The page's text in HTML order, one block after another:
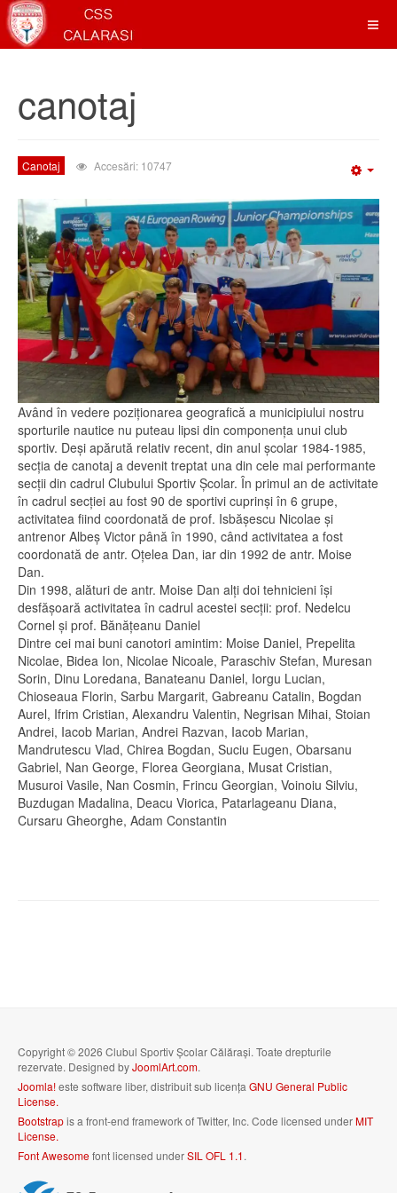
canotaj
Canotaj Accesări: 10747
Având în vedere poziţionarea geografică a municipiului nostru
sporturile nautice nu puteau lipsi din componenţa unui club
sportiv. Deşi apărută relativ recent, din anul şcolar 1984-1985,
secţia de canotaj a devenit treptat una din cele mai performante
secţii din cadrul Clubului Sportiv Şcolar. În primul an de activitate
în cadrul secţiei au fost 90 de sportivi cuprinşi în 6 grupe,
activitatea fiind coordonată de prof. Isbăşescu Nicolae şi
antrenor Albeş Victor până în 1990, când activitatea a fost
coordonată de antr. Oţelea Dan, iar din 1992 de antr. Moise
Dan.
Din 1998, alături de antr. Moise Dan alţi doi tehnicieni îşi
desfăşoară activitatea în cadrul acestei secţii: prof. Nedelcu
Cornel şi prof. Bănăţeanu Daniel
Dintre cei mai buni canotori amintim: Moise Daniel, Prepelita
Nicolae, Bidea Ion, Nicolae Nicoale, Paraschiv Stefan, Muresan
Sorin, Dinu Loredana, Banateanu Daniel, Iorgu Lucian,
Chioseaua Florin, Sarbu Margarit, Gabreanu Catalin, Bogdan
Aurel, Ifrim Cristian, Alexandru Valentin, Negrisan Mihai, Stoian
Andrei, Iacob Marian, Andrei Razvan, Iacob Marian,
Mandrutescu Vlad, Chirea Bogdan, Suciu Eugen, Obarsanu
Gabriel, Nan George, Florea Georgiana, Musat Cristian,
Musuroi Vasile, Nan Cosmin, Frincu Georgian, Voinoiu Silviu,
Buzdugan Madalina, Deacu Viorica, Patarlageanu Diana,
Cursaru Gheorghe, Adam Constantin
Copyright © 2026 Clubul Sportiv Școlar Călărași. Toate drepturile
rezervate. Designed byJoomlArt.com.
Joomla!este software liber, distribuit sub licența GNU General Public
License.
Bootstrapis a front-end framework of Twitter, Inc. Code licensed underMIT
License.
Font Awesomefont licensed underSIL OFL 1.1.